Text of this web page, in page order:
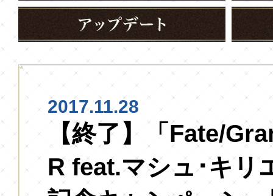
2017.11.28
【終了】「Fate/
R feat.マシュ･キリ